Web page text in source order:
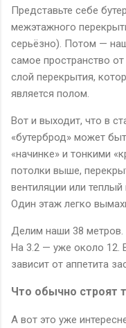
Представьте себе
межэтажного
серьёзно). Потом —
самое пространство
слой перекрытия,
является полом.
Вот и выходит, что в
«бутерброд» может
«начинке» и тонкими
потолки выше,
вентиляции или
Один этаж легко
Делим наши 38 метров.
На 3.2 — уже около 12.
зависит от аппетита
Что обычно строят
А вот это уже